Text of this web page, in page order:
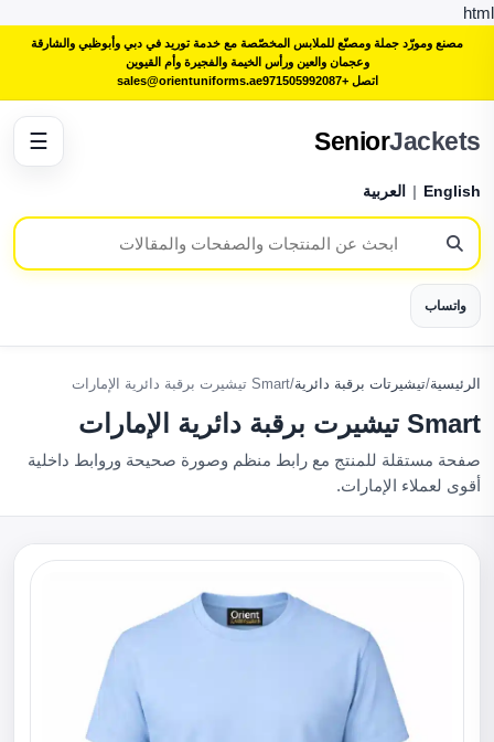
html
مصنع ومورّد جملة ومصنّع للملابس المخصّصة مع خدمة توريد في دبي وأبوظبي والشارقة
وعجمان والعين ورأس الخيمة والفجيرة وأم القيوين
اتصل +971505992087
sales@orientuniforms.ae
SeniorJackets
English
| العربية
واتساب
☰
الرئيسية/تيشيرتات برقبة دائرية/Smart تيشيرت برقبة دائرية الإمارات
Smart تيشيرت برقبة دائرية الإمارات
صفحة مستقلة للمنتج مع رابط منظم وصورة صحيحة وروابط داخلية
أقوى لعملاء الإمارات.